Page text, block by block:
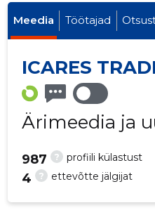
Meedia Töötajad
ICARES
Ärimeedia ja
? profiili külastust
987
? ettevõtte jälgijat
4